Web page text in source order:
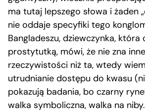
ma tutaj lepszego słowa i żaden
nie oddaje specyfiki tego
Bangladeszu, dziewczynka,
prostytutką, mówi, że nie zna
rzeczywistości niż ta, wtedy
utrudnianie dostępu do kwasu
pokazują badania, bo czarny
walka symboliczna, walka na niby.